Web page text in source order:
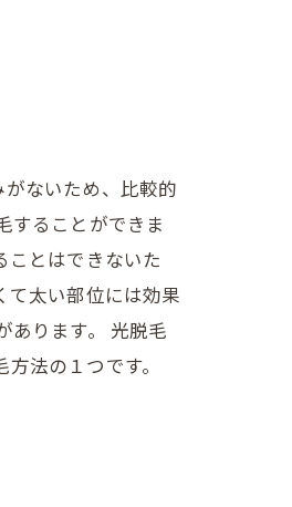
ないため、比較的
することができま
ことはできないた
て太い部位には効果
あります。 光脱毛
法の１つです。